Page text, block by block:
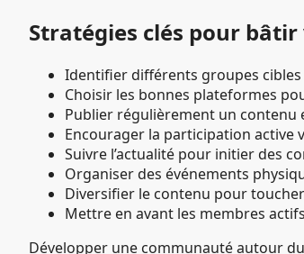
Stratégies clés pour
Identifier différents groupes cibles
Choisir les bonnes plateformes
Publier régulièrement un contenu
Encourager la participation active
Suivre l’actualité pour initier des
Organiser des événements
Diversifier le contenu pour
Mettre en avant les membres
Développer une communauté autour